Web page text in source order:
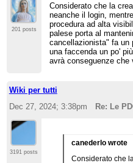
201 posts
Considerato che la
neanche il login,
procedura ad alta
palese porta al
cancellazionista" fa un
una faccenda un po'
avrà conseguenze che
Wiki per tutti
Dec 27, 2024; 3:38pm
Re: Le
3191 posts
canederlo wrote
Considerato che